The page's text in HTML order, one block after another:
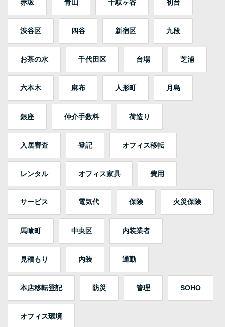
赤坂 青山 千駄ヶ谷 初台
渋谷区 四谷 新宿区 九段
お茶の水 千代田区 台場 芝浦
六本木 麻布 人形町 月島
銀座 仲介手数料 荷造り
入居審査 登記 オフィス移転
レンタル オフィス家具 費用
サービス 電気代 保険 火災保険
馬喰町 中央区 内装業者
見積もり 内装 通勤
本店移転登記 防災 管理 SOHO
オフィス環境